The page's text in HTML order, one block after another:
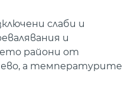
слаби и
и
райони от
а температурите